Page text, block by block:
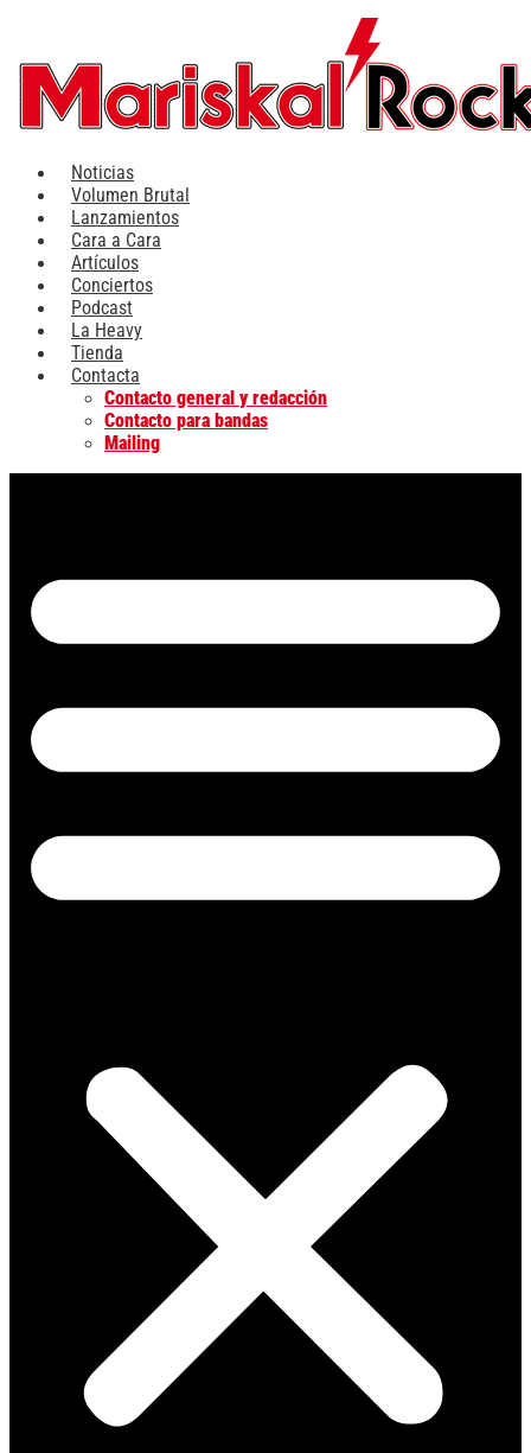
contenido
Noticias
Volumen Brutal
Lanzamientos
Cara a Cara
Artículos
Conciertos
Podcast
La Heavy
Tienda
Contacta
Contacto general y redacción
Contacto para bandas
Mailing